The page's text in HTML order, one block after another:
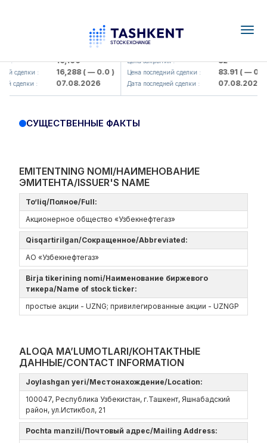
: 16,100
сделки : 16,288( — 0.0 )
сделки : 07.08.2026
KFSK (<Kafolat sug'urta
Цена закрытия : 82
Цена последний сделки : 83.91( — 0.0 )
Дата последней сделки : 07.08.2026
СУЩЕСТВЕННЫЕ ФАКТЫ
EMITENTNING NOMI/НАИМЕНОВАНИЕ
ЭМИТЕНТА/ISSUER'S NAME
To‘liq/Полное/Full:
Акционерное общество «Узбекнефтегаз»
Qisqartirilgan/Сокращенное/Abbreviated:
АО «Узбекнефтегаз»
Birja tikerining nomi/Наименование биржевого
тикера/Name of stock ticker:
простые акции - UZNG; привилегированные акции - UZNGP
ALOQA MA’LUMOTLARI/КОНТАКТНЫЕ
ДАННЫЕ/CONTACT INFORMATION
Joylashgan yeri/Местонахождение/Location:
100047, Республика Узбекистан, г.Ташкент, Яшнабадский
район, ул.Истикбол, 21
Pochta manzili/Почтовый адрес/Mailing Address: